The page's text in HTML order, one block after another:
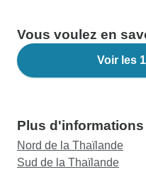
Vous voulez en
Voir les
Plus
Nord de la Thaïlande
Sud de la Thaïlande